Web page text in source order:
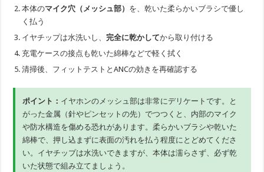
本体のマイク穴（メッシュ部） を、乾いた柔らかいブラシで優し
く払う
イヤチップは水洗いし、完全に乾かしてから取り付ける
充電ケースの接点も乾いた綿棒などで軽く拭く
清掃後、フィットテストとANCの効きを再確認する
ポイント： イヤホンのメッシュ部は非常にデリケートです。と
がった金属（針やピンセットの先）でつつくと、内部のマイク
や防水構造を傷める恐れがあります。柔らかいブラシや乾いた
綿棒で、押し込まずに表面の汚れを払う程度にとどめてくださ
い。イヤチップは水洗いできますが、本体は濡らさず、必ず乾
いた状態で組み立てましょう。